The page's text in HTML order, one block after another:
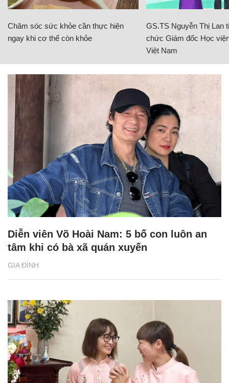
Chăm sóc sức khỏe cần thực hiện
ngay khi cơ thể còn khỏe
GS.TS Nguyễn Thị Lan
chức Giám đốc Học
Việt Nam
GIA ĐÌNH
Diễn viên Võ Hoài Nam: 5 bố con luôn an
tâm khi có bà xã quán xuyến